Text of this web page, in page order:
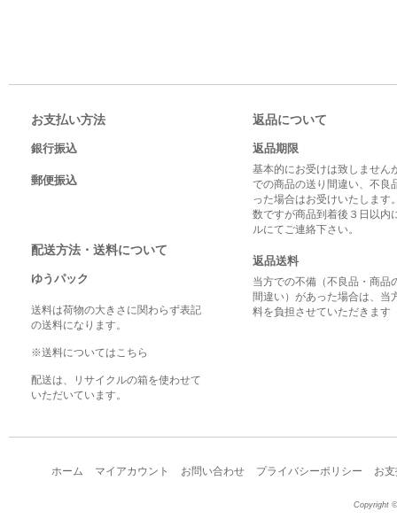
お支払い方法
銀行振込
郵便振込
配送方法・送料について
ゆうパック
送料は荷物の大きさに関わらず表記
の送料になります。
※送料についてはこちら
配送は、リサイクルの箱を使わせて
いただいています。
返品について
返品期限
基本的にお受けは致しません
での商品の送り間違い、不良
った場合はお受けいたします
数ですが商品到着後３日以内
ルにてご連絡下さい。
返品送料
当方での不備（不良品・商品
間違い）があった場合は、当
料を負担させていただきます
ホーム マイアカウント お問い合わせ プライバシーポリシー お
Copyright